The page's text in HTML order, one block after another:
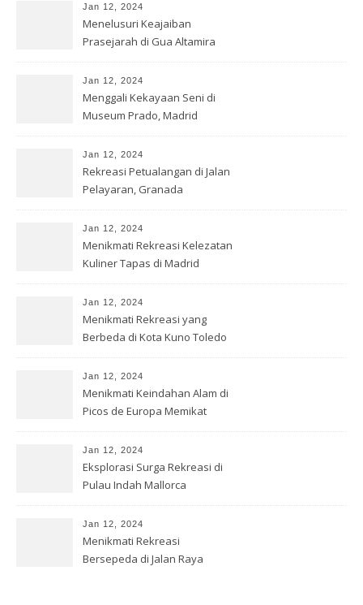
Jan 12, 2024
Menelusuri Keajaiban
Prasejarah di Gua Altamira
Jan 12, 2024
Menggali Kekayaan Seni di
Museum Prado, Madrid
Jan 12, 2024
Rekreasi Petualangan di Jalan
Pelayaran, Granada
Jan 12, 2024
Menikmati Rekreasi Kelezatan
Kuliner Tapas di Madrid
Jan 12, 2024
Menikmati Rekreasi yang
Berbeda di Kota Kuno Toledo
Jan 12, 2024
Menikmati Keindahan Alam di
Picos de Europa Memikat
Jan 12, 2024
Eksplorasi Surga Rekreasi di
Pulau Indah Mallorca
Jan 12, 2024
Menikmati Rekreasi
Bersepeda di Jalan Raya